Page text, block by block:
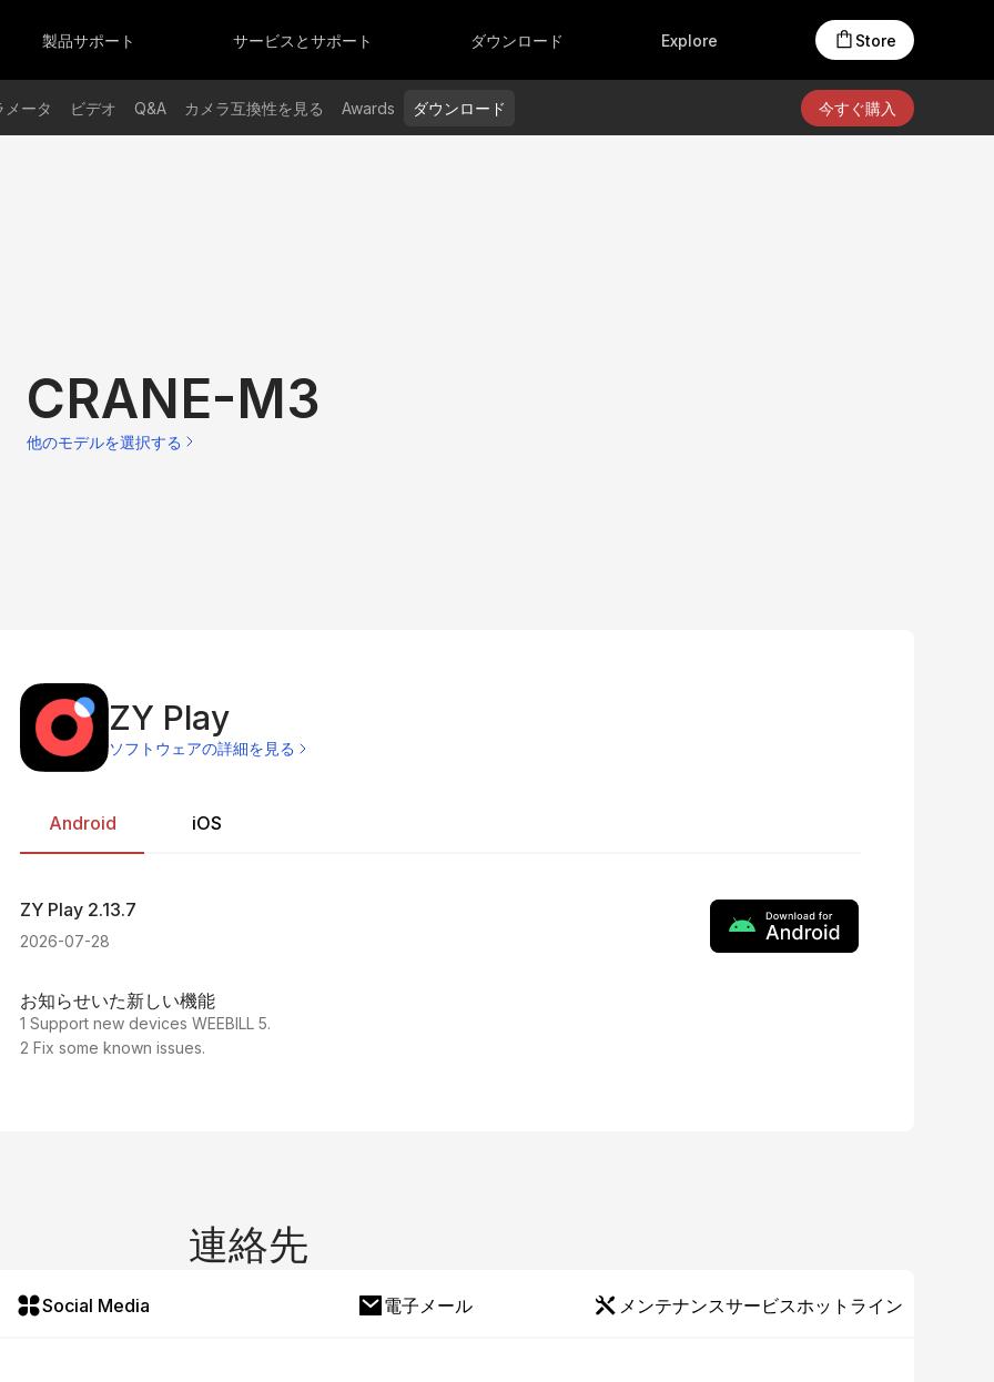
SMOOTH 5S AI
SMOOTH-Q4
G300
X60RGB/X60
G200
製品サポート サービスとサポート ダウンロード Explore Store
メータ ビデオ Q&A カメラ互換性を見る Awards ダウンロード 今すぐ購入
CRANE-M3
他のモデルを選択する
ZY Play
ソフトウェアの詳細を見る
Android iOS
ZY Play 2.13.7
2026-07-28
お知らせいた新しい機能
1 Support new devices WEEBILL 5.
2 Fix some known issues.
連絡先
Social Media 電子メール メンテナンスサービスホットライン